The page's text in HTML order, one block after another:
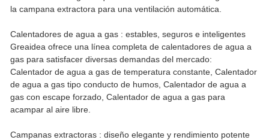
la campana extractora para una ventilación automática.
Calentadores de agua a gas : estables, seguros e inteligentes
Greaidea ofrece una línea completa de calentadores de agua a
gas para satisfacer diversas demandas del mercado:
Calentador de agua a gas de temperatura constante, Calentador
de agua a gas tipo conducto de humos, Calentador de agua a
gas con escape forzado, Calentador de agua a gas para
acampar al aire libre.
Campanas extractoras : diseño elegante y rendimiento potente